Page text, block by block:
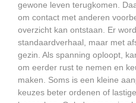
gewone leven terugkomen.
om contact met anderen
overzicht kan ontstaan. Er
standaardverhaal, maar met
gezin. Als spanning oploopt,
om eerder rust te nemen en
maken. Soms is een kleine
keuzes beter ordenen of